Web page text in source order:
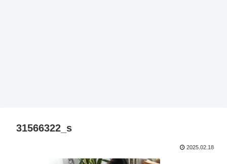
31566322_s
2025.02.18